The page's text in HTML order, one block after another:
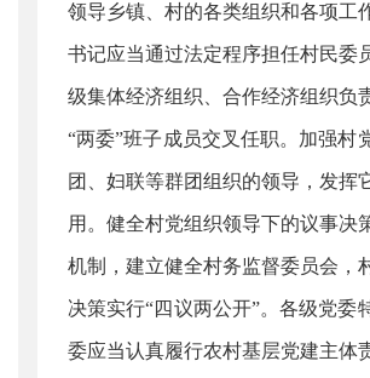
领导乡镇、村的各类组织和各项工
书记应当通过法定程序担任村民委
级集体经济组织、合作经济组织负
“两委”班子成员交叉任职。加强村
团、妇联等群团组织的领导，发挥
用。健全村党组织领导下的议事决
机制，建立健全村务监督委员会，
决策实行“四议两公开”。各级党委
委应当认真履行农村基层党建主体